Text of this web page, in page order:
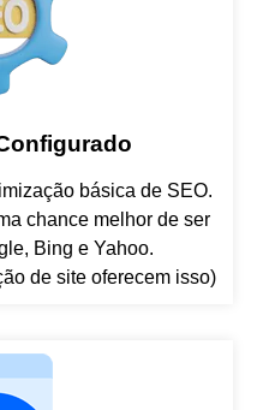
básica de SEO.
chance melhor de ser
Bing e Yahoo.
de site oferecem isso)